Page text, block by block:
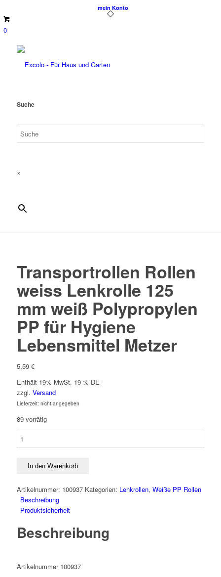
mein Konto
0
Suche
×
Transportrollen Rollen
weiss Lenkrolle 125
mm weiß Polypropylen
PP für Hygiene
Lebensmittel Metzer
5,59 €
Enthält 19% MwSt. 19 % DE
zzgl. Versand
Lieferzeit: nicht angegeben
89 vorrätig
Lenkrolle
mm
weiß
Polypropylen
für
Hygiene
Menge
In den Warenkorb
Artikelnummer: 100937 Kategorien: Lenkrollen, Weiße PP Rollen
Beschreibung
Produktsicherheit
Beschreibung
Artikelnummer 100937